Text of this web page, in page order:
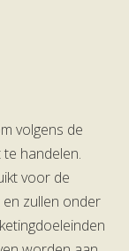
volgens de
handelen.
voor de
zullen onder